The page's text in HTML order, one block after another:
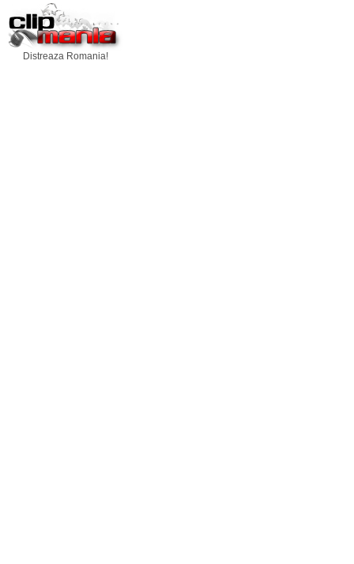
Distreaza Romania!